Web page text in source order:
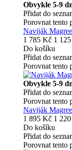
Obvykle 5-9
Přidat do
Porovnat tento
Naviják
1 785 Kč 1
Do košíku
Přidat do
Porovnat tento
Obvykle 5-9
Přidat do
Porovnat tento
Naviják
1 895 Kč 1
Do košíku
Přidat do
Porovnat tento